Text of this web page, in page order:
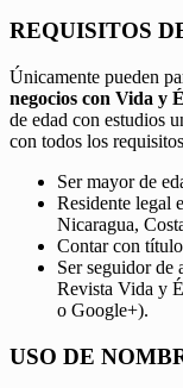
REQUISITOS
Únicamente pueden
negocios con Vida y
de edad con estudios
con todos los
Ser mayor de
Residente legal
Nicaragua,
Contar con
Ser seguidor de
Revista Vida y
o Google+).
USO DE